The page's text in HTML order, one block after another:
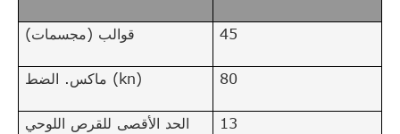
قوالب (مجسمات) 45
ماكس. الضط (kn) 80
الحد الأقصى للقرص اللوحي
13